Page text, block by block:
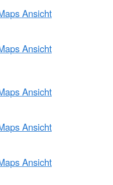
Ansicht
Ansicht
Ansicht
Ansicht
Ansicht